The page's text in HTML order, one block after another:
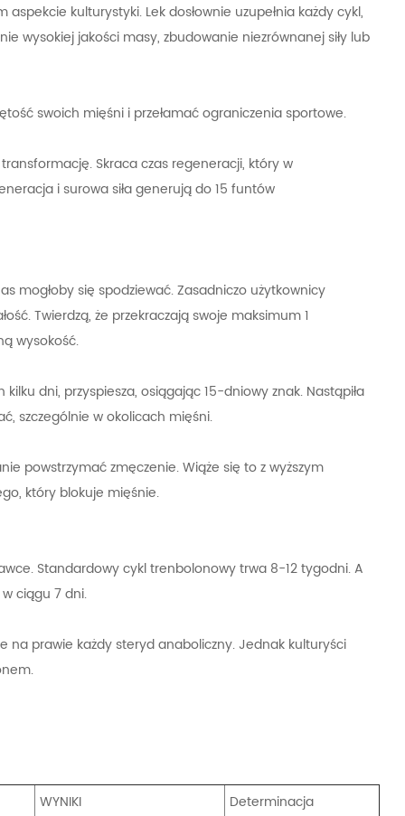
kulturystyki. Lek dosłownie uzupełnia każdy cykl,
wysokiej jakości masy, zbudowanie niezrównanej siły lub
swoich mięśni i przełamać ograniczenia sportowe.
Skraca czas regeneracji, który w
i surowa siła generują do 15 funtów
mogłoby się spodziewać. Zasadniczo użytkownicy
Twierdzą, że przekraczają swoje maksimum 1
wysokość.
dni, przyspiesza, osiągając 15-dniowy znak. Nastąpiła
szczególnie w okolicach mięśni.
powstrzymać zmęczenie. Wiąże się to z wyższym
który blokuje mięśnie.
Standardowy cykl trenbolonowy trwa 8-12 tygodni. A
ciągu 7 dni.
na prawie każdy steryd anaboliczny. Jednak kulturyści
WYNIKI Determinacja